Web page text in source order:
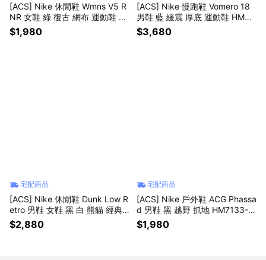
[ACS] Nike 休閒鞋 Wmns V5 R
NR 女鞋 綠 復古 網布 運動鞋 H
Q7901-301
$1,980
[ACS] Nike 慢跑鞋 Vomero 18
男鞋 藍 緩震 厚底 運動鞋 HM68
03-404
$3,680
宅配商品
[ACS] Nike 休閒鞋 Dunk Low R
etro 男鞋 女鞋 黑 白 熊貓 經典
低筒 HF5441-100
$2,880
宅配商品
[ACS] Nike 戶外鞋 ACG Phassa
d 男鞋 黑 越野 抓地 HM7133-0
03
$1,980